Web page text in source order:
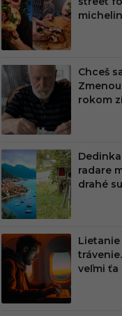
MIU
M
Chceš
rokom
radare
drahé
veľmi ťa